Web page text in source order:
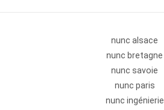
nunc alsace
nunc bretagne
nunc savoie
nunc paris
nunc ingénierie